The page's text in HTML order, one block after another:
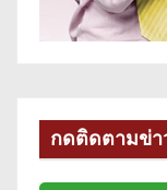
กดติดตามข่